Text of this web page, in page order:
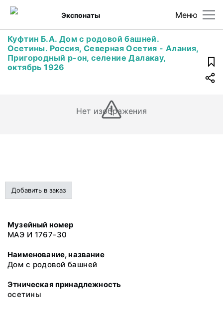
Меню
Экспонаты
Куфтин Б.А. Дом с родовой башней.
Осетины. Россия, Северная Осетия - Алания,
Пригородный р-он, селение Далакау,
октябрь 1926
Нет изображения
Добавить в заказ
Музейный номер
МАЭ И 1767-30
Наименование, название
Дом с родовой башней
Этническая принадлежность
осетины